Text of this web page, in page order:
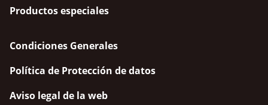
Productos especiales
Condiciones Generales
Política de Protección de datos
Aviso legal de la web